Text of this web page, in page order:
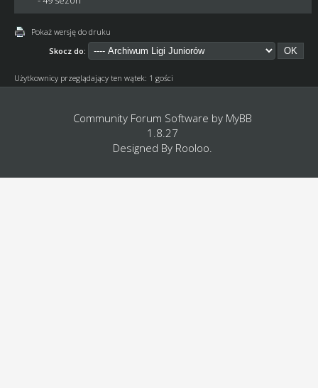
Pokaż wersję do druku
Skocz do:
Użytkownicy przeglądający ten wątek: 1 gości
Community Forum Software by MyBB
1.8.27
Designed By Rooloo